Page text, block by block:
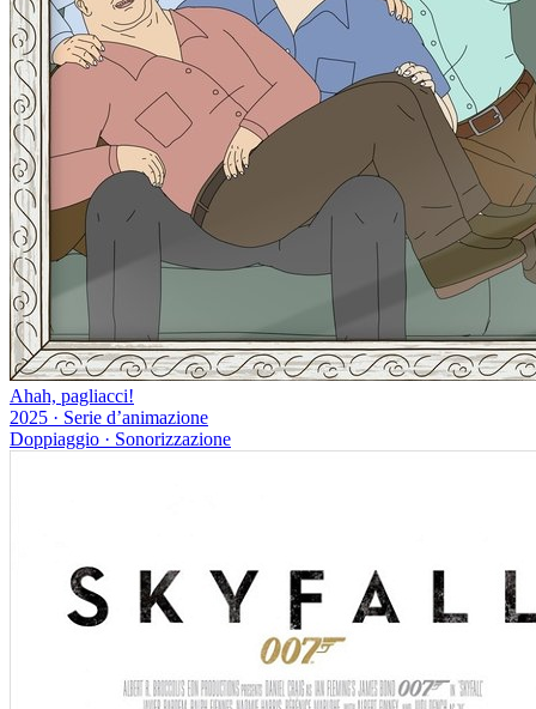
Ahah, pagliacci!
2025 · Serie d’animazione
Doppiaggio · Sonorizzazione